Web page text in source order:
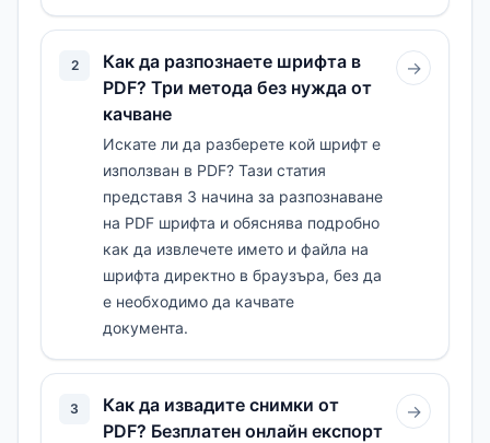
2
Как да разпознаете шрифта в
PDF? Три метода без нужда от
качване
Искате ли да разберете кой шрифт е
използван в PDF? Тази статия
представя 3 начина за разпознаване
на PDF шрифта и обяснява подробно
как да извлечете името и файла на
шрифта директно в браузъра, без да
е необходимо да качвате
документа.
→
3
Как да извадите снимки от
PDF? Безплатен онлайн експорт
→